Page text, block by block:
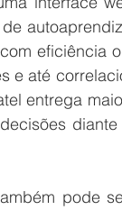
eficiência
e até
entrega
pode